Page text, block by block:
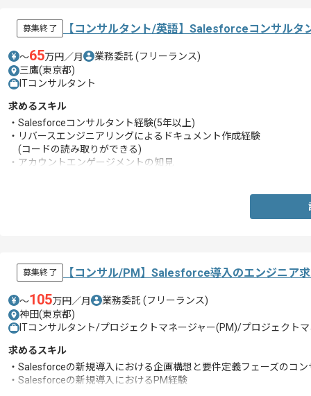
募集終了 【コンサルタント/英語】Salesforceコンサルタ
〜65万円／月 業務委託 (フリーランス)
三鷹(東京都)
ITコンサルタント
求めるスキル
・Salesforceコンサルタント経験(5年以上)
・リバースエンジニアリングによるドキュメント作成経験
(コードの読み取りができる)
・アカウントエンゲージメントの知見
募集終了 【コンサル/PM】Salesforce導⼊のエンジニア
〜105万円／月 業務委託 (フリーランス)
神田(東京都)
ITコンサルタント/プロジェクトマネージャー(PM)/プロジェクト
求めるスキル
・Salesforceの新規導⼊における企画構想と要件定義フェーズのコン
・Salesforceの新規導⼊におけるPM経験